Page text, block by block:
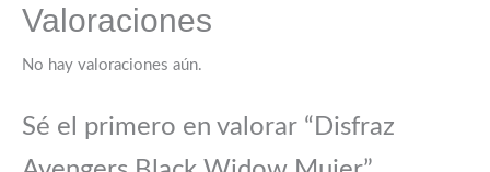
Valoraciones
No hay valoraciones aún.
Sé el primero en valorar “Disfraz